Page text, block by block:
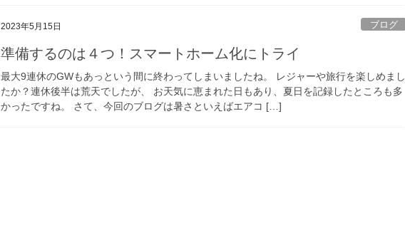
2023年5月15日 ブログ
準備するのは４つ！スマートホーム化にトライ
最大9連休のGWもあっという間に終わってしまいましたね。 レジャーや旅行を楽しめまし
たか？連休後半は荒天でしたが、 お天気に恵まれた日もあり、夏日を記録したところも多
かったですね。 さて、今回のブログは暑さといえばエアコ […]